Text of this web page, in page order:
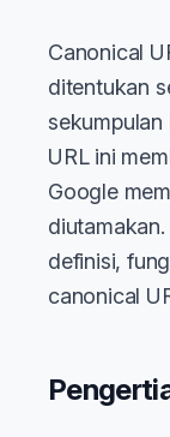
Canonical
ditentukan
sekumpulan
URL ini
Google
definisi,
canonical